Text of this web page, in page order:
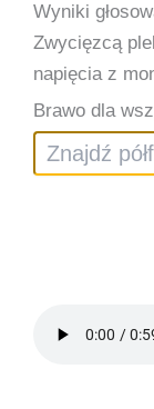
Wyniki
Zwycięzcą
napięcia z
Brawo dla
Szukaj